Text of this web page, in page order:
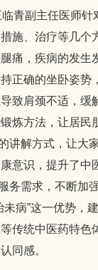
青副主任医师
施、治疗等几
痛，疾病的发
正确的坐卧姿
致肩颈不适，
炼方法，让居民
解方式，让大
意识，提升了中
需求，不断加
病”这一优势
传统中医药特
同感。